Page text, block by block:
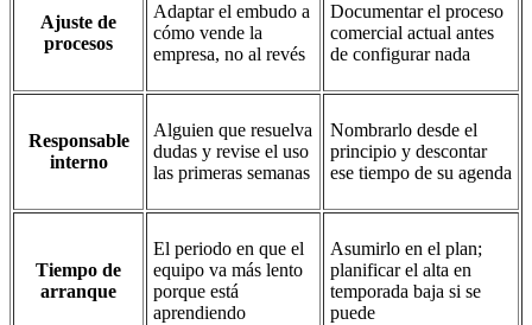
Ajuste de
procesos
Adaptar el embudo a
cómo vende la
empresa, no al revés
Documentar el proceso
comercial actual antes
de configurar nada
Responsable
interno
Alguien que resuelva
dudas y revise el uso
las primeras semanas
Nombrarlo desde el
principio y descontar
ese tiempo de su agenda
Tiempo de
arranque
El periodo en que el
equipo va más lento
porque está
aprendiendo
Asumirlo en el plan;
planificar el alta en
temporada baja si se
puede